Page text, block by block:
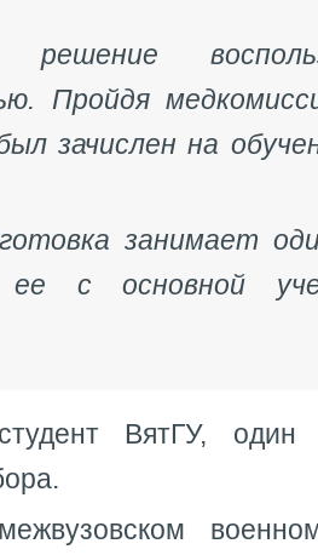
Пройдя
зачислен на
занимает
с основной
ВятГУ, один